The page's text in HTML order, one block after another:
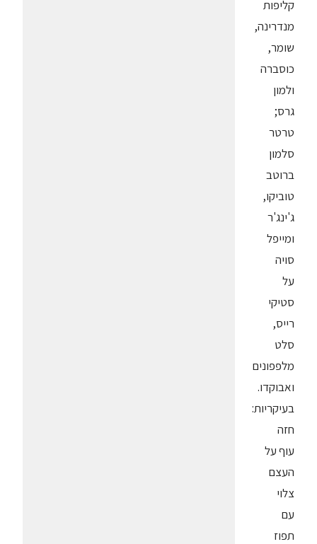
קליפות
מנדרינה,
שומר,
כוסברה
ולמון
גרס;
טרטר
סלמון
ברוטב
טוביקו,
ג'ינג'ר
ומייפל
סויה
על
סטיקי
רייס,
סלט
מלפפונים
ואבוקדו.
בעיקריות:
חזה
עוף על
העצם
צלוי
עם
תפוז